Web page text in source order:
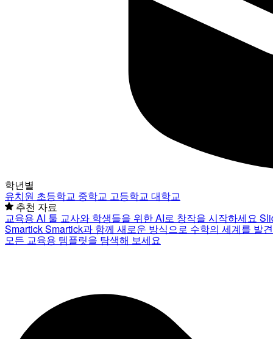
학년별
유치원 초등학교 중학교 고등학교 대학교
추천 자료
교육용 AI 툴 교사와 학생들을 위한 AI로 창작을 시작하세요
SmartickSmartick과 함께 새로운 방식으로 수학의 세계를 발
모든 교육용 템플릿을 탐색해 보세요